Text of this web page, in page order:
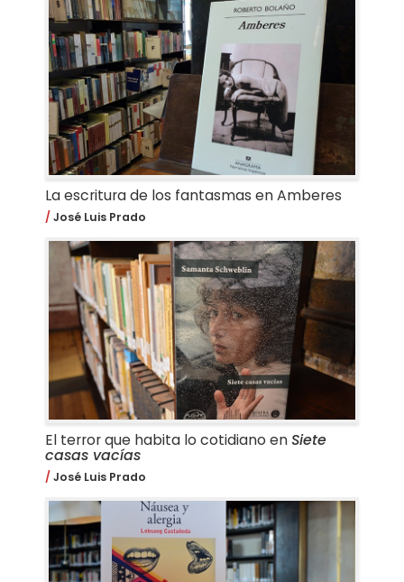
La escritura de los fantasmas en Amberes
José Luis Prado
El terror que habita lo cotidiano enSiete
casas vacías
José Luis Prado